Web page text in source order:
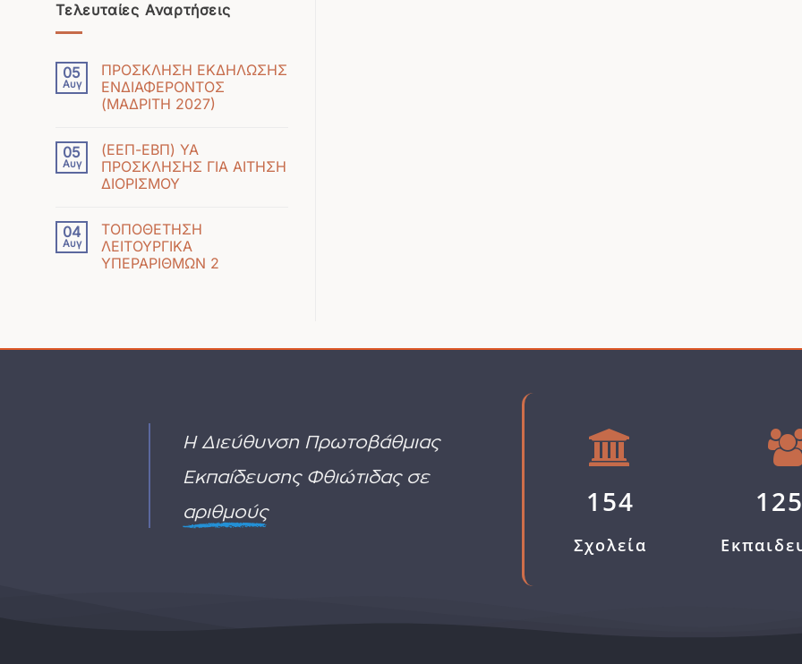
Τελευταίες Αναρτήσεις
05
Αυγ
ΠΡΟΣΚΛΗΣΗ ΕΚΔΗΛΩΣΗΣ
ΕΝΔΙΑΦΕΡΟΝΤΟΣ
(ΜΑΔΡΙΤΗ 2027)
υπάρχουν
σχόλια
στο
ΠΡΟΣΚΛΗΣΗ
ΕΝΔΙΑΦΕΡΟΝΤΟΣ
(ΜΑΔΡΙΤΗ
2027)
05
Αυγ
(ΕΕΠ-ΕΒΠ) ΥΑ
ΠΡΟΣΚΛΗΣΗΣ ΓΙΑ ΑΙΤΗΣΗ
ΔΙΟΡΙΣΜΟΥ
υπάρχουν
σχόλια
στο
(ΕΕΠ-
04
Αυγ
ΤΟΠΟΘΕΤΗΣΗ
ΛΕΙΤΟΥΡΓΙΚΑ
ΥΠΕΡΑΡΙΘΜΩΝ 2
ΤΟΠΟΘΕΤΗΣΗ
Η Διεύθυνση Πρωτοβάθμιας
Εκπαίδευσης Φθιώτιδας σε
αριθμούς
154
Σχολεία